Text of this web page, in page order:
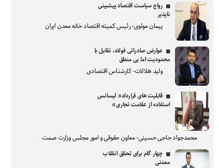
رواج سیاست اقتصاد پیشبینی
ناپذیر
پیمان مولوی- رئیس کمیته اقتصاد خانه معدن ایران
عوارض صادراتی فولاد، تقابل با
محدودیت اما بی منطق
ولید هلالات- کارشناس اقتصادی
قابلیت های قرارداد« لیسانس
استفاده از علامت تجاری»
محمدجواد حاجی حسینی- معاون حقوقی و امور مجلس وزارت صمت
چهار گام برای تحقق انقلاب
معدنی